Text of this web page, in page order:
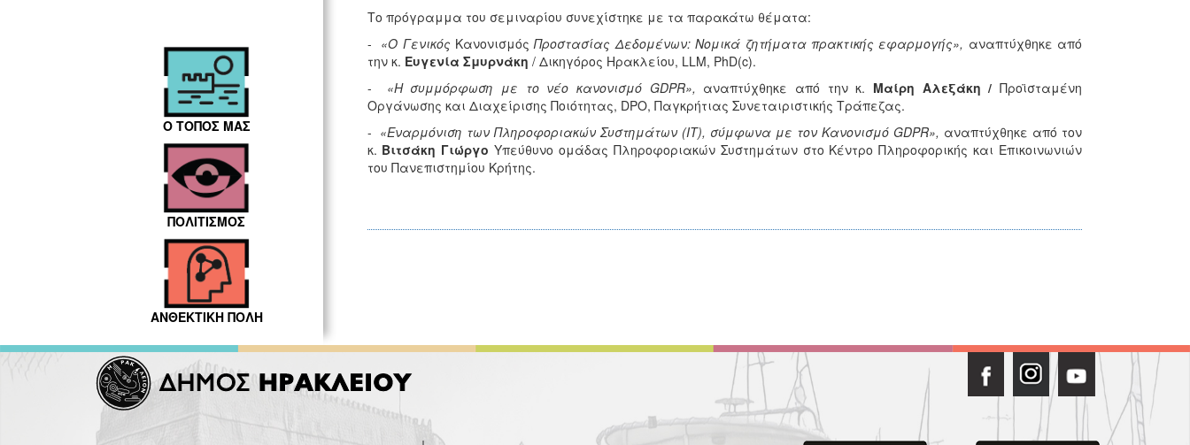
Ο ΤΟΠΟΣ ΜΑΣ
ΠΟΛΙΤΙΣΜΟΣ
ΑΝΘΕΚΤΙΚΗ ΠΟΛΗ
Το πρόγραμμα του σεμιναρίου συνεχίστηκε με τα παρακάτω θέματα:
- «O Γενικός Κανονισμός Προστασίας Δεδομένων: Νομικά ζητήματα πρακτικής εφαρμογής», αναπτύχθηκε από
την κ. Ευγενία Σμυρνάκη / Δικηγόρος Ηρακλείου, LLM, PhD(c).
- «Η συμμόρφωση με το νέο κανονισμό GDPR», αναπτύχθηκε από την κ. Μαίρη Αλεξάκη / Προϊσταμένη
Οργάνωσης και Διαχείρισης Ποιότητας, DPO, Παγκρήτιας Συνεταιριστικής Τράπεζας.
- «Εναρμόνιση των Πληροφοριακών Συστημάτων (ΙΤ), σύμφωνα με τον Κανονισμό GDPR», αναπτύχθηκε από τον
κ. Βιτσάκη Γιώργο Υπεύθυνο ομάδας Πληροφοριακών Συστημάτων στο Κέντρο Πληροφορικής και Επικοινωνιών
του Πανεπιστημίου Κρήτης.